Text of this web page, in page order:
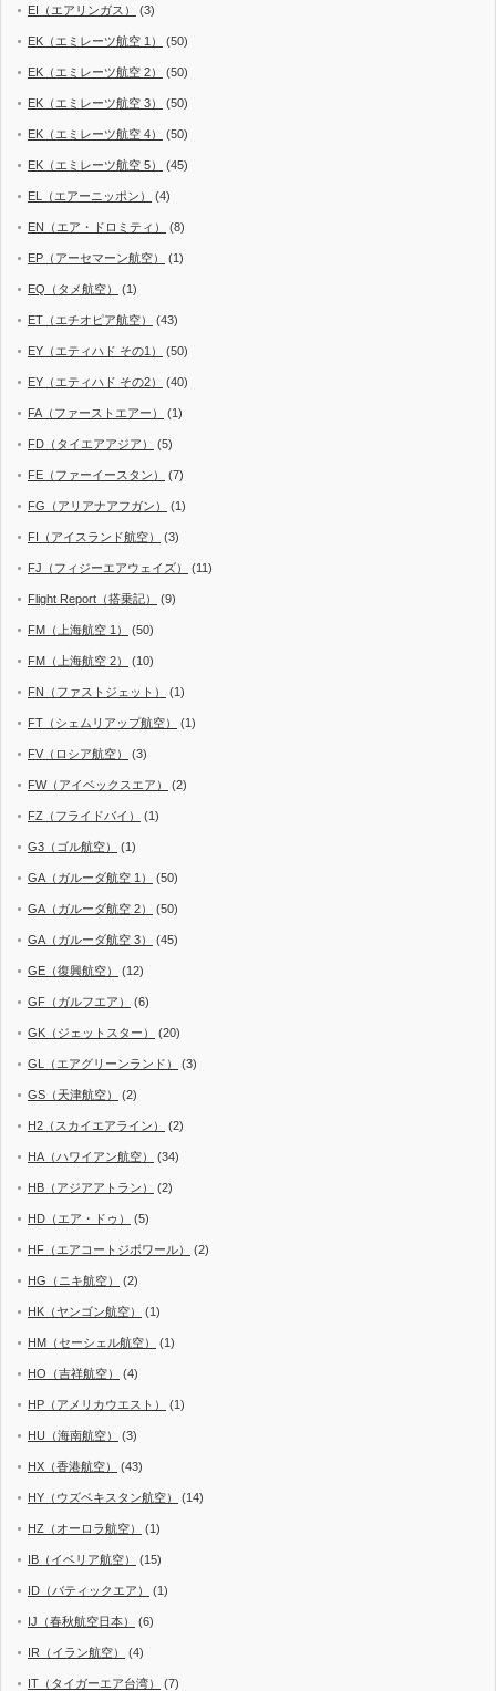
EI（エアリンガス） (3)
EK（エミレーツ航空 1） (50)
EK（エミレーツ航空 2） (50)
EK（エミレーツ航空 3） (50)
EK（エミレーツ航空 4） (50)
EK（エミレーツ航空 5） (45)
EL（エアーニッポン） (4)
EN（エア・ドロミティ） (8)
EP（アーセマーン航空） (1)
EQ（タメ航空） (1)
ET（エチオピア航空） (43)
EY（エティハド その1） (50)
EY（エティハド その2） (40)
FA（ファーストエアー） (1)
FD（タイエアアジア） (5)
FE（ファーイースタン） (7)
FG（アリアナアフガン） (1)
FI（アイスランド航空） (3)
FJ（フィジーエアウェイズ） (11)
Flight Report（搭乗記） (9)
FM（上海航空 1） (50)
FM（上海航空 2） (10)
FN（ファストジェット） (1)
FT（シェムリアップ航空） (1)
FV（ロシア航空） (3)
FW（アイベックスエア） (2)
FZ（フライドバイ） (1)
G3（ゴル航空） (1)
GA（ガルーダ航空 1） (50)
GA（ガルーダ航空 2） (50)
GA（ガルーダ航空 3） (45)
GE（復興航空） (12)
GF（ガルフエア） (6)
GK（ジェットスター） (20)
GL（エアグリーンランド） (3)
GS（天津航空） (2)
H2（スカイエアライン） (2)
HA（ハワイアン航空） (34)
HB（アジアアトラン） (2)
HD（エア・ドゥ） (5)
HF（エアコートジボワール） (2)
HG（ニキ航空） (2)
HK（ヤンゴン航空） (1)
HM（セーシェル航空） (1)
HO（吉祥航空） (4)
HP（アメリカウエスト） (1)
HU（海南航空） (3)
HX（香港航空） (43)
HY（ウズベキスタン航空） (14)
HZ（オーロラ航空） (1)
IB（イベリア航空） (15)
ID（バティックエア） (1)
IJ（春秋航空日本） (6)
IR（イラン航空） (4)
IT（タイガーエア台湾） (7)